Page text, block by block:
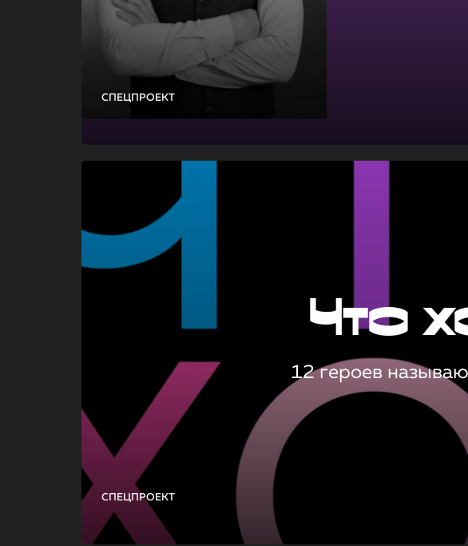
СПЕЦПРОЕКТ
СПЕЦПРОЕКТ
Что
12 героев